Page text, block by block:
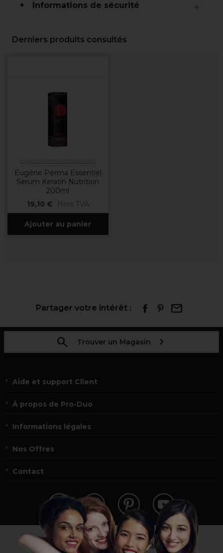
Informations de sécurité
Derniers produits consultés
Eugène Perma Essentiel
Serum Keratin Nutrition
200ml
19,10 €
Hors TVA
Ajouter au panier
Partager votre intérêt :
Trouver un Magasin
Aide et support Client
À propos de Pro-Duo
Informations légales
Nos Offres
Contact
Vous n’êtes pas un professionnel ?
Visitez notre site pour les particuliers!